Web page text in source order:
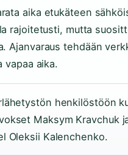
aika etukäteen
rajoitetusti, mutta
Ajanvaraus tehdään
vapaa aika.
henkilöstöön
Maksym Kravchuk
Oleksii Kalenchenko.